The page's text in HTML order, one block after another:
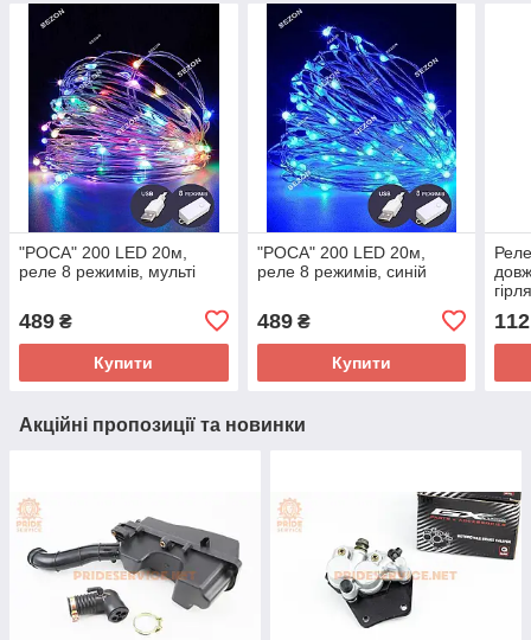
"РОСА" 200 LED 20м,
реле 8 режимів, мульті
489 ₴
Купити
"РОСА" 200 LED 20м,
реле 8 режимів, синій
489₴
Купити
112
Акційні пропозиції та новинки